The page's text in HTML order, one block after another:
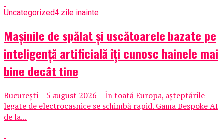
Uncategorized4 zile inainte
Mașinile de spălat și uscătoarele bazate pe
inteligență artificială îți cunosc hainele mai
bine decât tine
București – 5 august 2026 – În toată Europa, așteptările
legate de electrocasnice se schimbă rapid. Gama Bespoke AI
de la...